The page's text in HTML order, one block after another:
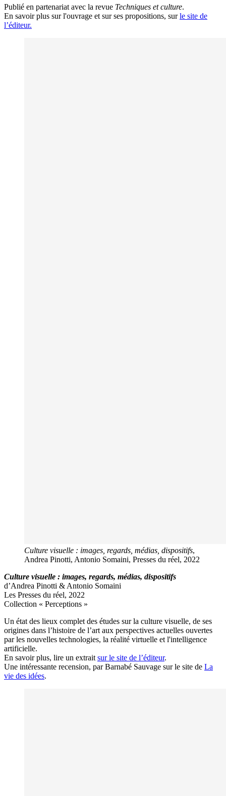
Publié en partenariat avec la revue Techniques et culture.
En savoir plus sur l'ouvrage et sur ses propositions, surle site de
l’éditeur.
Culture visuelle : images, regards, médias, dispositifs,
Andrea Pinotti, Antonio Somaini, Presses du réel, 2022
Culture visuelle : images, regards, médias, dispositifs
d’Andrea Pinotti & Antonio Somaini
Les Presses du réel, 2022
Collection « Perceptions »
Un état des lieux complet des études sur la culture visuelle, de ses
origines dans l’histoire de l’art aux perspectives actuelles ouvertes
par les nouvelles technologies, la réalité virtuelle et l'intelligence
artificielle.
En savoir plus, lire un extrait sur le site de l’éditeur.
Une intéressante recension, par Barnabé Sauvage sur le site de La
vie des idées.